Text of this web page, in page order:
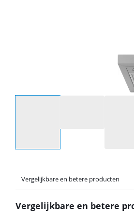
Vergelijkbare en betere producten
Vergelijkbare en betere